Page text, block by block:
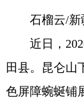
石榴云/新
近日，
田县。昆仑山
色屏障蜿蜒铺